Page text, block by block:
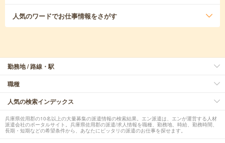
人気のワードでお仕事情報をさがす
勤務地 / 路線・駅
職種
人気の検索インデックス
兵庫県佐用郡の10名以上の大量募集の派遣情報の検索結果。エン派遣は、エンが運営する人材
派遣会社のポータルサイト。兵庫県佐用郡の派遣/求人情報を職種、勤務地、時給、勤務時間、
長期・短期などの希望条件から、あなたにピッタリの派遣のお仕事を探せます。